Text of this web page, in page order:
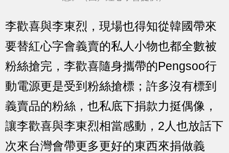
李歡喜與李東烈，現場也得知從韓國帶來
要替紅心字會義賣的私人小物也都全數被
粉絲搶完，李歡喜隨身攜帶的Pengsoo行
動電源更是受到粉絲搶標；許多沒有標到
義賣品的粉絲，也私底下捐款力挺偶像，
讓李歡喜與李東烈相當感動，2人也放話下
次來台灣會帶更多更好的東西來捐做義